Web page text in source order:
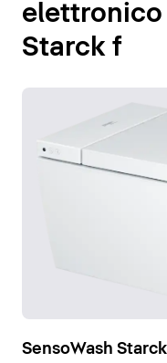
elettronico
Starck f
SensoWash